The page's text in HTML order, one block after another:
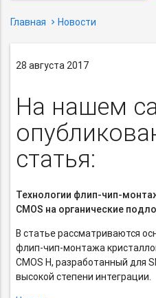
Главная Новости
28 августа 2017
На нашем
статья:
Технологии флип-чип-
CMOS на органические
В статье рассматриваются
флип-чип-монтажа
CMOS Н, разработанный для
высокой степени интеграции.